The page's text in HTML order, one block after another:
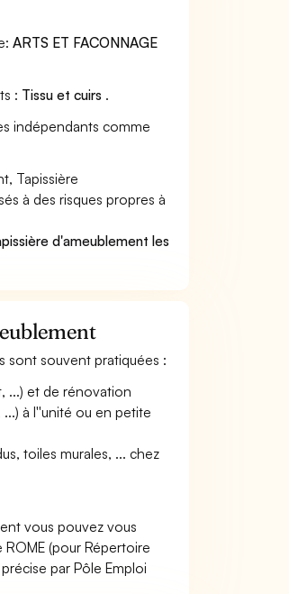
ARTS ET FACONNAGE
: Tissu et cuirs .
indépendants comme
Tapissière
à des risques propres à
d'ameublement les
sont souvent pratiquées :
...) et de rénovation
à l''unité ou en petite
toiles murales, ... chez
vous pouvez vous
ROME (pour Répertoire
par Pôle Emploi